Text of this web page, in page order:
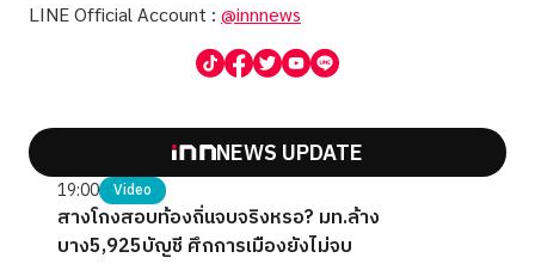
LINE Official Account : @innnews
NEWS UPDATE
19:00 Video
สางโกงสอบท้องถิ่นจบจริงหรอ? มท.ล้าง
บาง5,925บัญชี ศึกการเมืองยังไม่จบ